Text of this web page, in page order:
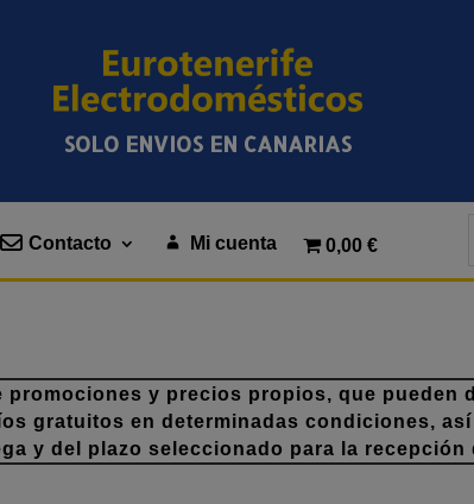
SOLO ENVIOS EN CANARIAS
Contacto Mi cuenta 0,00 €
promociones y precios propios, que pueden
gratuitos en determinadas condiciones,
y del plazo seleccionado para la recepción